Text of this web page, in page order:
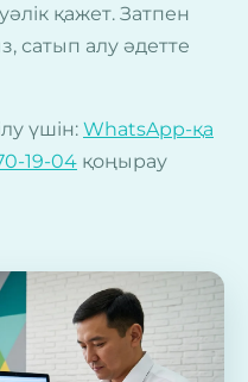
қажет. Затпен
сатып алу әдетте
үшін: WhatsApp-қа
19-04 қоңырау